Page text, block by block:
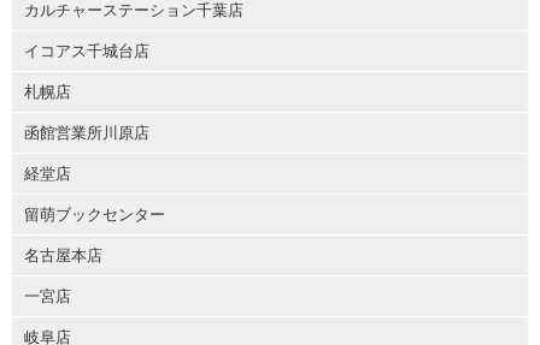
カルチャーステーション千葉店
イコアス千城台店
札幌店
函館営業所川原店
経堂店
留萌ブックセンター
名古屋本店
一宮店
岐阜店